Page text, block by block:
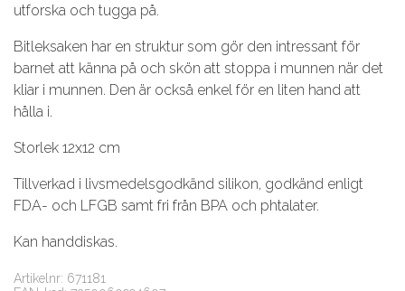
utforska och tugga på.
Bitleksaken har en struktur som gör den intressant för
barnet att känna på och skön att stoppa i munnen när det
kliar i munnen. Den är också enkel för en liten hand att
hålla i.
Storlek 12x12 cm
Tillverkad i livsmedelsgodkänd silikon, godkänd enligt
FDA- och LFGB samt fri från BPA och phtalater.
Kan handdiskas.
Artikelnr: 671181